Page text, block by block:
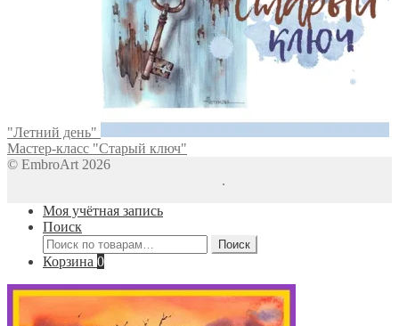
"Летний день"
Мастер-класс "Старый ключ"
© EmbroArt 2026
.
Моя учётная запись
Поиск
Искать:
Поиск
Корзина 0